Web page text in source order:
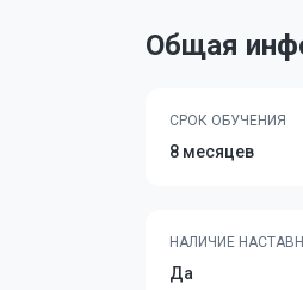
Общая
СРОК ОБУЧЕНИЯ
8 месяцев
НАЛИЧИЕ
Да